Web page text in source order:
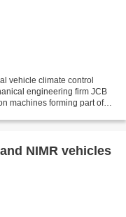
vehicle climate control
engineering firm JCB
machines forming part of
NIMR vehicles